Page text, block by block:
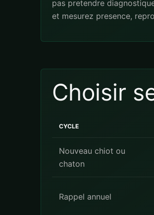
pas pretendre
et mesurez presence,
Choisir
CYCLE
Nouveau chiot ou
chaton
Rappel annuel